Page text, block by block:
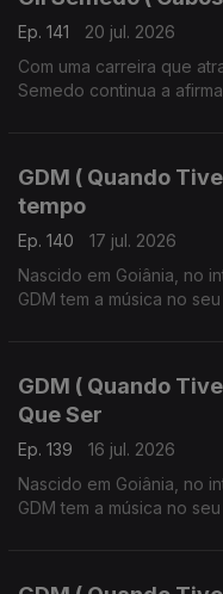
Ep. 141
20 jul. 2026
Com uma carreira que
Semedo continua a
GDM ( Quando
tempo
Ep. 140
17 jul. 2026
Nascido em Goiânia, no
GDM tem a música no
GDM ( Quando
Que Ser
Ep. 139
16 jul. 2026
Nascido em Goiânia, no
GDM tem a música no